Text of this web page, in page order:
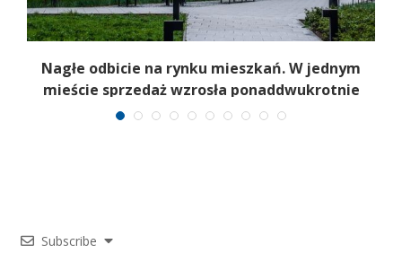
Nagłe odbicie na rynku mieszkań. W jednym
mieście sprzedaż wzrosła ponaddwukrotnie
Subscribe